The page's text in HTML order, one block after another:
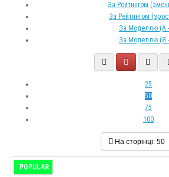
За Рейтингом
За Рейтингом
За Моделлю (A
За Моделлю (Я
25
50
75
100
На сторінці: 50
POPULAR